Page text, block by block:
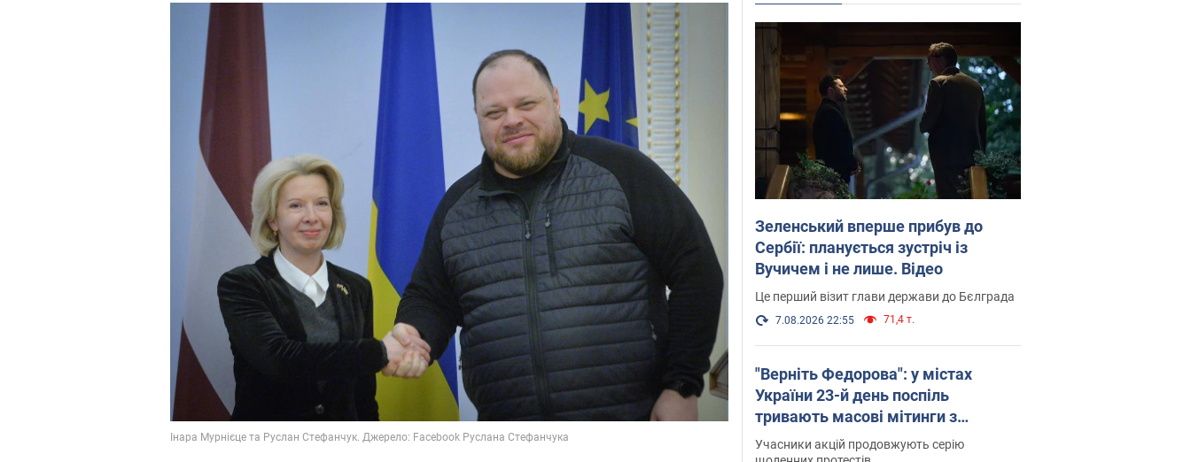
Зеленський вперше прибув до
Сербії: планується зустріч із
Вучичем і не лише. Відео
Це перший візит глави держави до Бєлграда
7.08.2026 22:55 71,4 т.
"Верніть Федорова": у містах
України 23-й день поспіль
тривають масові мітинги з
картонками. Фото і відео
Учасники акцій продовжують серію